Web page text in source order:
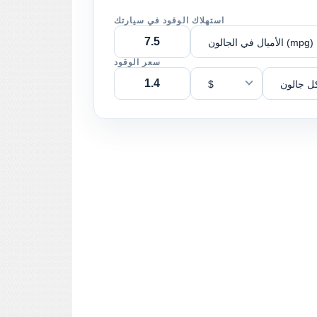
استهلاك الوقود في سيارتك
الأميال في الجالون (mpg)
سعر الوقود
$ جالون